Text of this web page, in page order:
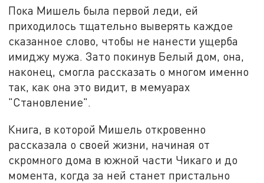
Пока Мишель была первой леди, ей
приходилось тщательно выверять каждое
сказанное слово, чтобы не нанести ущерба
имиджу мужа. Зато покинув Белый дом, она,
наконец, смогла рассказать о многом именно
так, как она это видит, в мемуарах
"Становление".
Книга, в которой Мишель откровенно
рассказала о своей жизни, начиная от
скромного дома в южной части Чикаго и до
момента, когда за ней станет пристально